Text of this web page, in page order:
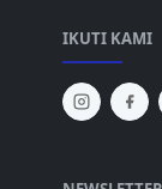
IKUTI KAMI